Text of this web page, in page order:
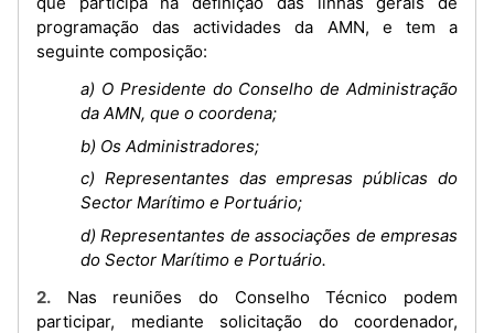
programação das actividades da AMN, e tem a
seguinte composição:
a) O Presidente do Conselho de Administração
da AMN, que o coordena;
b) Os Administradores;
c) Representantes das empresas públicas do
Sector Marítimo e Portuário;
d) Representantes de associações de empresas
do Sector Marítimo e Portuário.
2. Nas reuniões do Conselho Técnico podem
participar, mediante solicitação do coordenador,